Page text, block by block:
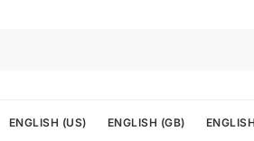
ENGLISH (US) ENGLISH (GB)